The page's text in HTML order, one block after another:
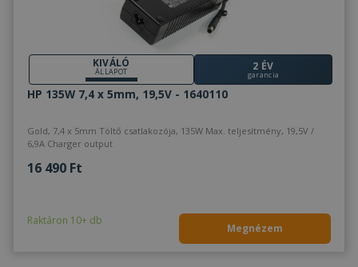
KIVÁLÓ
ÁLLAPOT 2 ÉV
garancia
HP 135W 7,4 x 5mm, 19,5V - 1640110
Gold, 7,4 x 5mm Töltő csatlakozója, 135W Max. teljesítmény, 19,5V /
6,9A Charger output
16 490 Ft
Raktáron 10+ db
Megnézem